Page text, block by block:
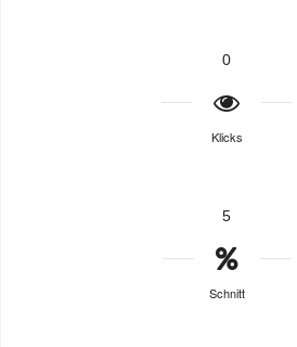
0
Klicks
5
Schnitt